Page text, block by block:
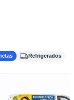
Refrigerados